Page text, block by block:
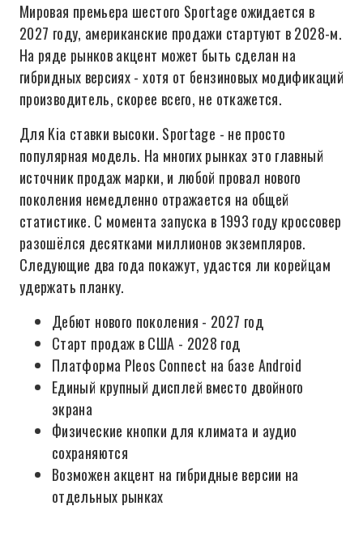
Мировая премьера шестого Sportage ожидается в
2027 году, американские продажи стартуют в 2028-м.
На ряде рынков акцент может быть сделан на
гибридных версиях - хотя от бензиновых модификаций
производитель, скорее всего, не откажется.
Для Kia ставки высоки. Sportage - не просто
популярная модель. На многих рынках это главный
источник продаж марки, и любой провал нового
поколения немедленно отражается на общей
статистике. С момента запуска в 1993 году кроссовер
разошёлся десятками миллионов экземпляров.
Следующие два года покажут, удастся ли корейцам
удержать планку.
Дебют нового поколения - 2027 год
Старт продаж в США - 2028 год
Платформа Pleos Connect на базе Android
Единый крупный дисплей вместо двойного
экрана
Физические кнопки для климата и аудио
сохраняются
Возможен акцент на гибридные версии на
отдельных рынках